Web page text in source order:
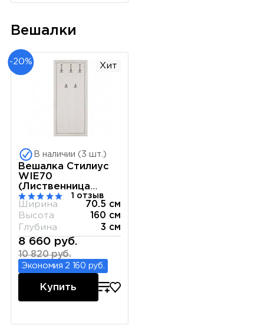
Вешалки
-20% Хит
В наличии (3 шт.)
Вешалка Стилиус
WIE70
(Лиственница
сибирская)1 отзыв
Ширина
70.5 см
Высота
160 см
Глубина
3 см
8 660 руб.
10 820 руб.
Экономия 2 160 руб.
Купить